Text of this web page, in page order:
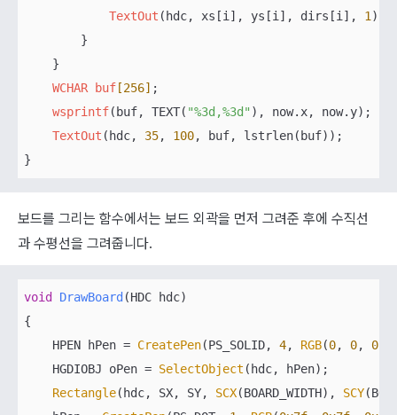
TextOut (hdc, xs[i], ys[i], dirs[i], 1 );
        }
    }
WCHAR
buf [256] ;
wsprintf(buf, TEXT( "%3d,%3d" ), now.x, now.y);
TextOut (hdc, 35, 100, buf, lstrlen(buf));
}
보드를 그리는 함수에서는 보드 외곽을 먼저 그려준 후에 수직선
과 수평선을 그려줍니다.
void DrawBoard (HDC hdc)
{
    HPEN hPen =
CreatePen(PS_SOLID, 4, RGB(0, 0, 0
    HGDIOBJ oPen =
SelectObject (hdc, hPen);
Rectangle(hdc, SX, SY, SCX(BOARD_WIDTH), SCY